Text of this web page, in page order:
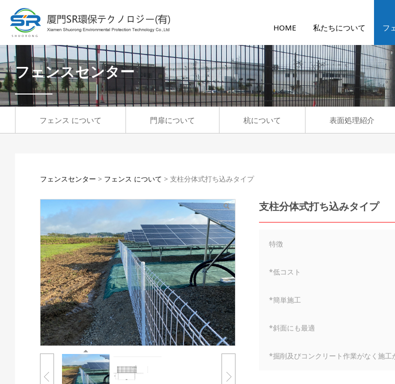
HOME 私たちについて フ
フェンスセンター
フェンス について 門扉について 杭について 表面処理紹介
フェンスセンター > フェンス について > 支柱分体式打ち込みタイプ
支柱分体式打ち込みタイプ
特徴
*低コスト
*簡単施工
*斜面にも最適
*掘削及びコンクリート作業がなく施工